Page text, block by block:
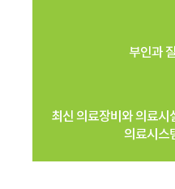
부인과
최신 의료장비와 의료시
의료시스